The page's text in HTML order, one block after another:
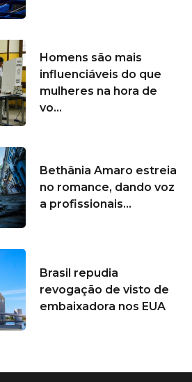
Homens são mais
influenciáveis do que
mulheres na hora de
vo...
Bethânia Amaro estreia
no romance, dando voz
a profissionais...
Brasil repudia
revogação de visto de
embaixadora nos EUA